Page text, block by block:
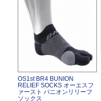
OS1st BR4 BUNION
RELIEF SOCKS オーエスフ
ァースト バニオンリリーフ
ソックス